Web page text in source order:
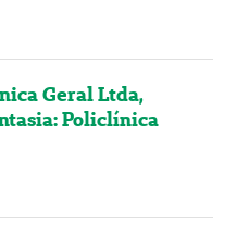
Geral Ltda,
Policlínica